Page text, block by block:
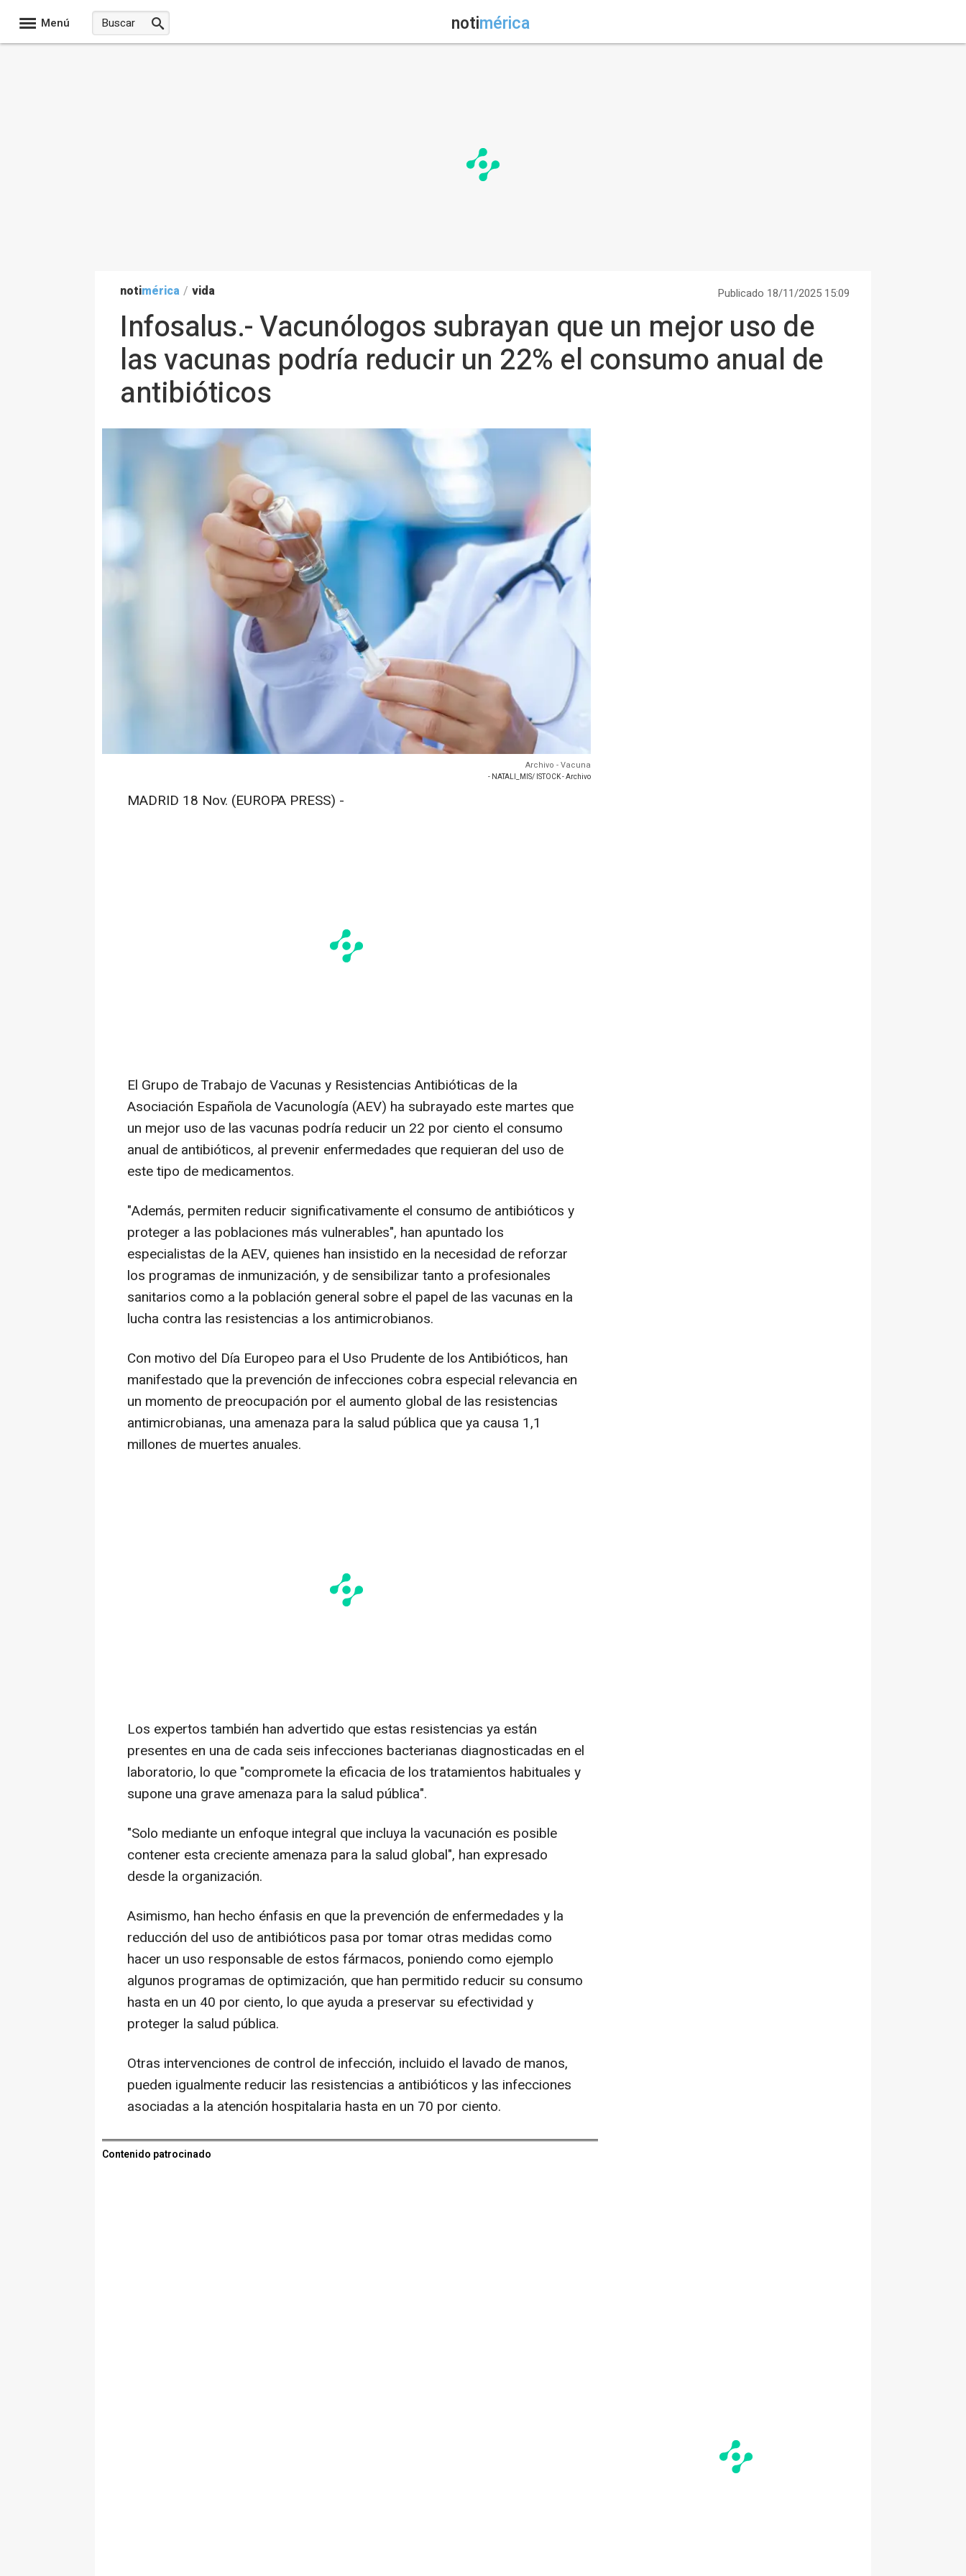
Menú notimérica
notimérica / vida Publicado 18/11/2025 15:09
Infosalus.- Vacunólogos subrayan que un mejor uso de
las vacunas podría reducir un 22% el consumo anual de
antibióticos
Archivo - Vacuna
- NATALI_MIS/ ISTOCK - Archivo
MADRID 18 Nov. (EUROPA PRESS) -
El Grupo de Trabajo de Vacunas y Resistencias Antibióticas de la
Asociación Española de Vacunología (AEV) ha subrayado este martes que
un mejor uso de las vacunas podría reducir un 22 por ciento el consumo
anual de antibióticos, al prevenir enfermedades que requieran del uso de
este tipo de medicamentos.
"Además, permiten reducir significativamente el consumo de antibióticos y
proteger a las poblaciones más vulnerables", han apuntado los
especialistas de la AEV, quienes han insistido en la necesidad de reforzar
los programas de inmunización, y de sensibilizar tanto a profesionales
sanitarios como a la población general sobre el papel de las vacunas en la
lucha contra las resistencias a los antimicrobianos.
Con motivo del Día Europeo para el Uso Prudente de los Antibióticos, han
manifestado que la prevención de infecciones cobra especial relevancia en
un momento de preocupación por el aumento global de las resistencias
antimicrobianas, una amenaza para la salud pública que ya causa 1,1
millones de muertes anuales.
Los expertos también han advertido que estas resistencias ya están
presentes en una de cada seis infecciones bacterianas diagnosticadas en el
laboratorio, lo que "compromete la eficacia de los tratamientos habituales y
supone una grave amenaza para la salud pública".
"Solo mediante un enfoque integral que incluya la vacunación es posible
contener esta creciente amenaza para la salud global", han expresado
desde la organización.
Asimismo, han hecho énfasis en que la prevención de enfermedades y la
reducción del uso de antibióticos pasa por tomar otras medidas como
hacer un uso responsable de estos fármacos, poniendo como ejemplo
algunos programas de optimización, que han permitido reducir su consumo
hasta en un 40 por ciento, lo que ayuda a preservar su efectividad y
proteger la salud pública.
Otras intervenciones de control de infección, incluido el lavado de manos,
pueden igualmente reducir las resistencias a antibióticos y las infecciones
asociadas a la atención hospitalaria hasta en un 70 por ciento.
Contenido patrocinado